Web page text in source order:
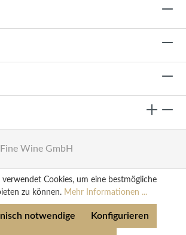
Wine GmbH
verwendet Cookies, um eine bestmögliche
zu können. Mehr Informationen ...
notwendige Konfigurieren